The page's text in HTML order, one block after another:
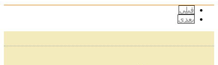
قبلی
بعدی